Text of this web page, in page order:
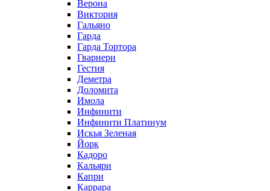
Верона
Виктория
Гальяно
Гарда
Гарда Тортора
Гварнери
Гестия
Деметра
Доломита
Имола
Инфинити
Инфинити Платинум
Искья Зеленая
Йорк
Кадоро
Кальяри
Капри
Каррара